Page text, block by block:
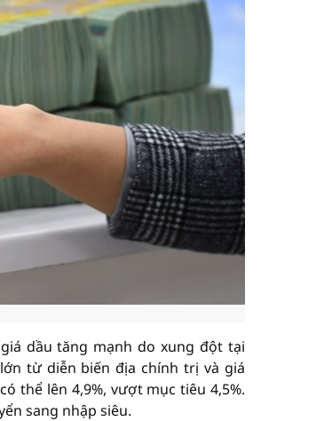
dầu tăng mạnh do xung đột tại
từ diễn biến địa chính trị và giá
thể lên 4,9%, vượt mục tiêu 4,5%.
sang nhập siêu.